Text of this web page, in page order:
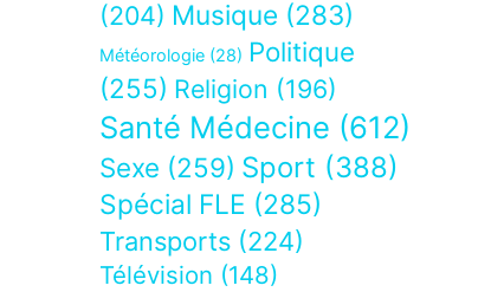
(204) Musique (283)
Météorologie (28) Politique
(255) Religion (196)
Santé Médecine (612)
Sexe (259) Sport (388)
Spécial FLE (285)
Transports (224)
Télévision (148)